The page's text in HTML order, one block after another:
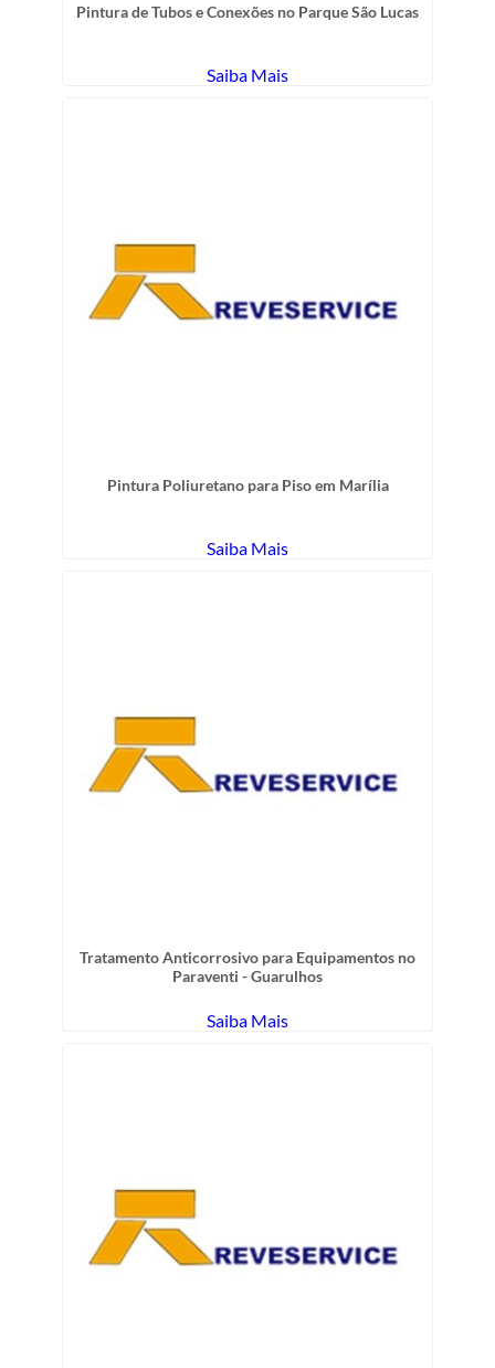
Pintura de Tubos e Conexões no Parque São Lucas
Saiba Mais
Pintura Poliuretano para Piso em Marília
Saiba Mais
Tratamento Anticorrosivo para Equipamentos no
Paraventi - Guarulhos
Saiba Mais